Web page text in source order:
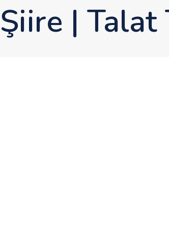
| Talat